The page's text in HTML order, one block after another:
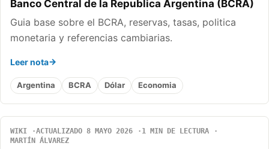
Banco Central de la Republica Argentina (BCRA)
Guia base sobre el BCRA, reservas, tasas, politica
monetaria y referencias cambiarias.
Leer nota
Argentina BCRA Dólar Economia
WIKI ACTUALIZADO 8 MAYO 2026
1 MIN DE LECTURA
MARTÍN ÁLVAREZ